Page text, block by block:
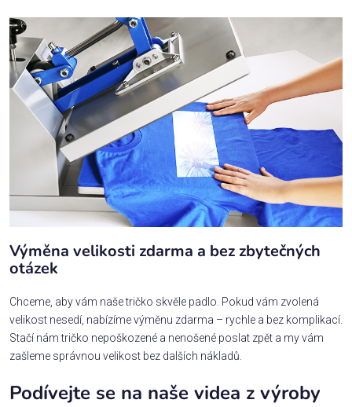
Výměna velikosti zdarma a bez zbytečných
otázek
Chceme, aby vám naše tričko skvěle padlo. Pokud vám zvolená
velikost nesedí, nabízíme výměnu zdarma – rychle a bez komplikací.
Stačí nám tričko nepoškozené a nenošené poslat zpět a my vám
zašleme správnou velikost bez dalších nákladů.
Podívejte se na naše videa z výroby